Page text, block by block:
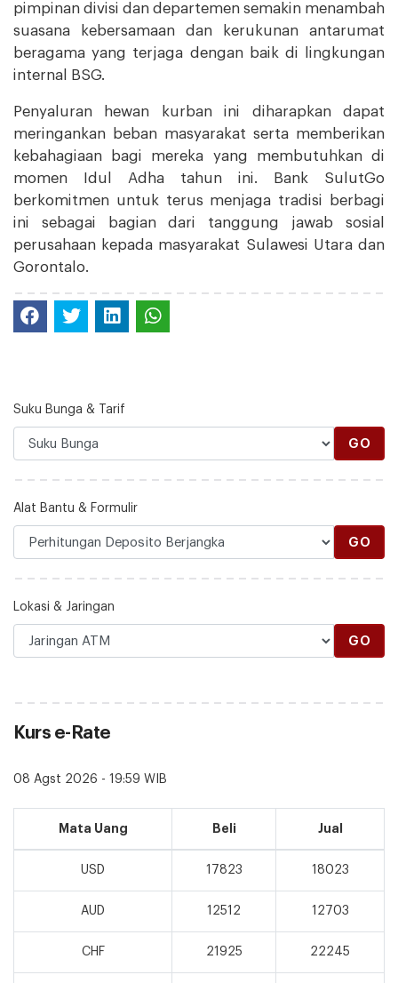
pimpinan divisi dan departemen semakin menambah
suasana kebersamaan dan kerukunan antarumat
beragama yang terjaga dengan baik di lingkungan
internal BSG.
Penyaluran hewan kurban ini diharapkan dapat
meringankan beban masyarakat serta memberikan
kebahagiaan bagi mereka yang membutuhkan di
momen Idul Adha tahun ini. Bank SulutGo
berkomitmen untuk terus menjaga tradisi berbagi
ini sebagai bagian dari tanggung jawab sosial
perusahaan kepada masyarakat Sulawesi Utara dan
Gorontalo.
Suku Bunga & Tarif
GO
Alat Bantu & Formulir
GO
Lokasi & Jaringan
GO
Kurs e-Rate
08 Agst 2026 - 19:59 WIB
Mata Uang Beli Jual
USD 17823 18023
AUD 12512 12703
CHF 21925 22245